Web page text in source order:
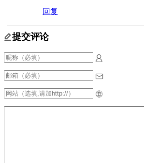
回复
提交评论